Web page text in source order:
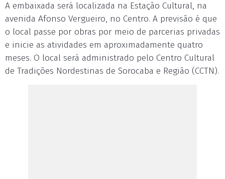
A embaixada será localizada na Estação Cultural, na
avenida Afonso Vergueiro, no Centro. A previsão é que
o local passe por obras por meio de parcerias privadas
e inicie as atividades em aproximadamente quatro
meses. O local será administrado pelo Centro Cultural
de Tradições Nordestinas de Sorocaba e Região (CCTN).